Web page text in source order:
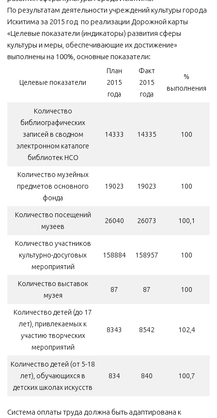
По результатам деятельности учреждений культуры города
Искитима за 2015 год по реализации Дорожной карты
«Целевые показатели (индикаторы) развития сферы
культуры и меры, обеспечивающие их достижение»
выполнены на 100%, основные показатели:
Целевые показатели
План
2015
года
Факт
2015
года
%
выполнения
Количество
библиографических
записей в сводном
электронном каталоге
библиотек НСО
14333 14335 100
Количество музейных
предметов основного
фонда
19023 19023 100
Количество посещений
музеев
26040 26073 100,1
Количество участников
культурно-досуговых
мероприятий
158884 158957 100
Количество выставок
музея
87 87 100
Количество детей (до 17
лет), привлекаемых к
участию творческих
мероприятий
8343 8542 102,4
Количество детей (от 5-18
лет), обучающихся в
детских школах искусств
834 840 100,7
Система оплаты труда должна быть адаптирована к